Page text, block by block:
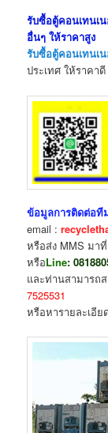
รับซื้อตู้คอนเทนเ
อื่นๆ ให้ราคาสูง
รับซื้อตู้คอนเทนเ
ประเทศ ให้ราคา
ข้อมูลการติดต่อที
email :
หรือส่ง MMS มาที่
หรือLine:
และท่านสามารถ
7525531
หรือหารายละเอี